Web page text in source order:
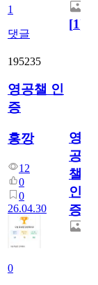
1
댓글
[1]
195235
영공챌 인
증
홍깡
12
0
0
26.04.30
0
영
공
챌
인
증